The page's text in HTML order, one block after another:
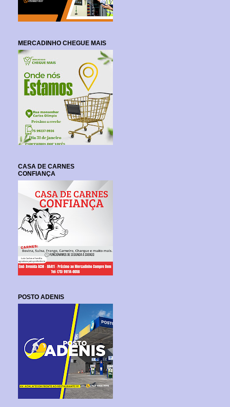
MERCADINHO CHEGUE MAIS
CASA DE CARNES
CONFIANÇA
POSTO ADENIS